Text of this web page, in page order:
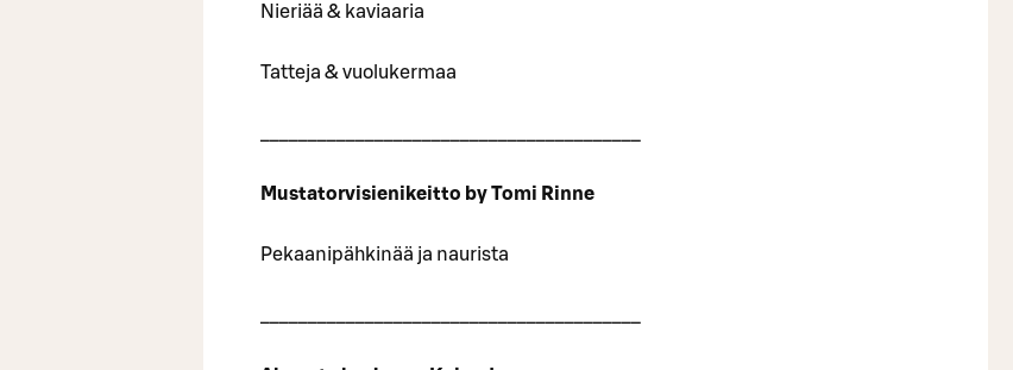
Nieriää & kaviaaria
Tatteja & vuolukermaa
Mustatorvisienikeitto by Tomi Rinne
Pekaanipähkinää ja naurista